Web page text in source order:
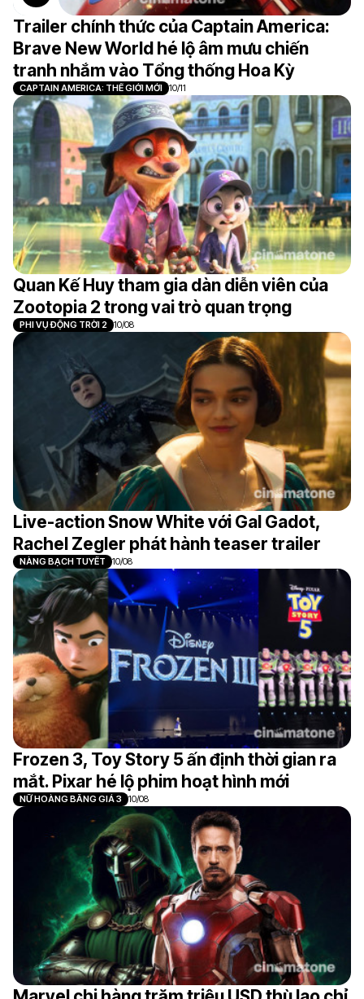
Trailer chính thức của Captain America:
Brave New World hé lộ âm mưu chiến
tranh nhắm vào Tổng thống Hoa Kỳ
CAPTAIN AMERICA: THẾ GIỚI MỚI 10/11
Quan Kế Huy tham gia dàn diễn viên của
Zootopia 2 trong vai trò quan trọng
PHI VỤ ĐỘNG TRỜI 2 10/08
Live-action Snow White với Gal Gadot,
Rachel Zegler phát hành teaser trailer
NÀNG BẠCH TUYẾT 10/08
Frozen 3, Toy Story 5 ấn định thời gian ra
mắt. Pixar hé lộ phim hoạt hình mới
NỮ HOÀNG BĂNG GIÁ 3 10/08